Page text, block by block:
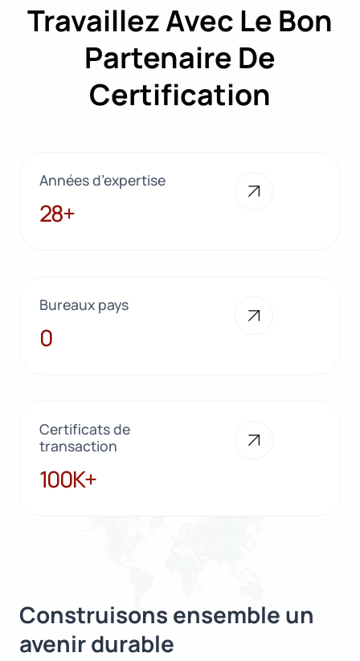
Travaillez Avec Le Bon
Partenaire De
Certification
Années d’expertise
28+
28+
Bureaux pays
10
0
Certificats de
transaction
100K+
100K+
Construisons ensemble un
avenir durable